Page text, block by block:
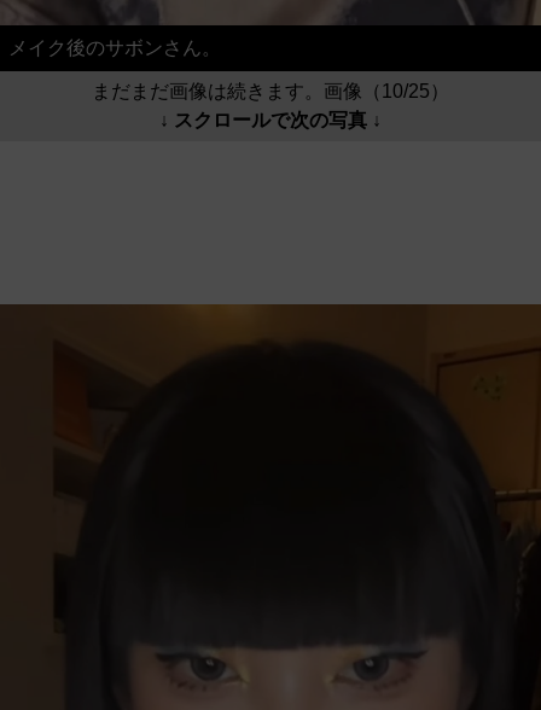
メイク後のサボンさん。
まだまだ画像は続きます。画像（10/25）
↓ スクロールで次の写真 ↓